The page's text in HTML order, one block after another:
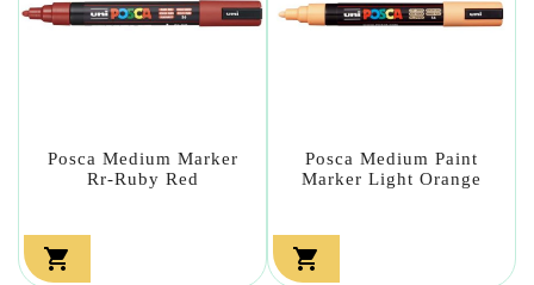
Posca Medium Marker
Rr-Ruby Red

Posca Medium Paint
Marker Light Orange
